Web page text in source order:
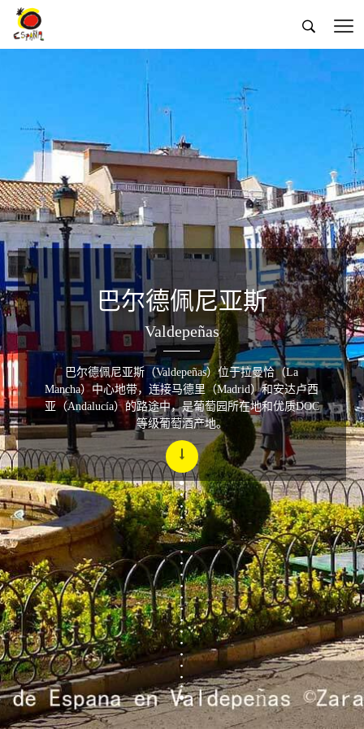
 
巴尔德佩尼亚斯
Valdepeñas
巴尔德佩尼亚斯（Valdepeñas）位于拉曼恰（La
Mancha）中心地带，连接马德里（Madrid）和安达卢西
亚（Andalucía）的路途中，是葡萄园所在地和优质DOC
等级葡萄酒产地。